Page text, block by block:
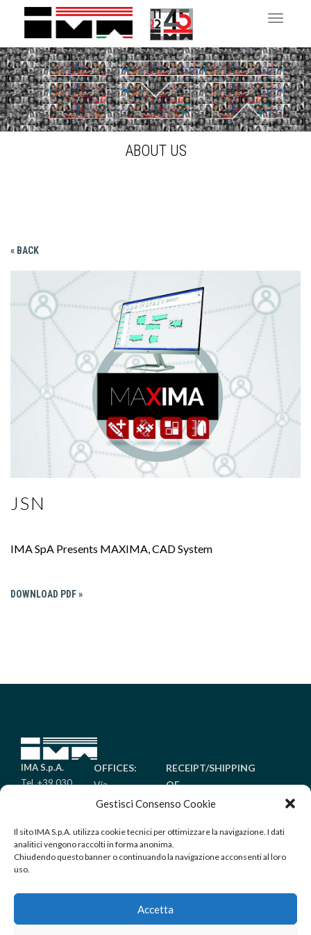
Gestisci Consenso Cookie
Il sito IMA S.p.A. utilizza cookie tecnici per ottimizzare la navigazione. I dati
analitici vengono raccolti in forma anonima.
Chiudendo questo banner o continuando la navigazione acconsenti al loro
uso.
Accetta
Toggle
ABOUT US
« BACK
JSN
IMA SpA Presents MAXIMA, CAD System
DOWNLOAD PDF »
IMA S.p.A.
Tel. +39 030
6485099
info@imaitaly.it
OFFICES:
Via
Piantada
Palazzolo
sull’Oglio
RECEIPT/SHIPPING
OF
GOODS:
25/A
Palazzolo